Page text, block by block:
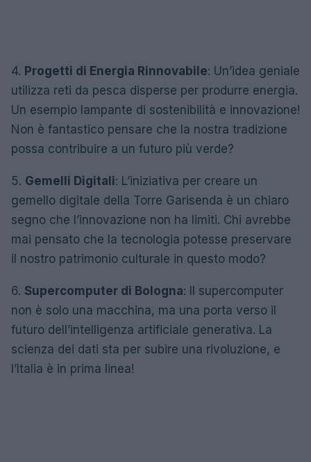
4. Progetti di Energia Rinnovabile: Un’idea geniale
utilizza reti da pesca disperse per produrre energia.
Un esempio lampante di sostenibilità e innovazione!
Non è fantastico pensare che la nostra tradizione
possa contribuire a un futuro più verde?
5. Gemelli Digitali: L’iniziativa per creare un
gemello digitale della Torre Garisenda è un chiaro
segno che l’innovazione non ha limiti. Chi avrebbe
mai pensato che la tecnologia potesse preservare
il nostro patrimonio culturale in questo modo?
6. Supercomputer di Bologna: Il supercomputer
non è solo una macchina, ma una porta verso il
futuro dell’intelligenza artificiale generativa. La
scienza dei dati sta per subire una rivoluzione, e
l’Italia è in prima linea!